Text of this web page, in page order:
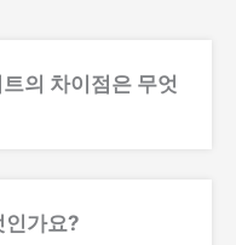
의 차이점은 무엇
가요?